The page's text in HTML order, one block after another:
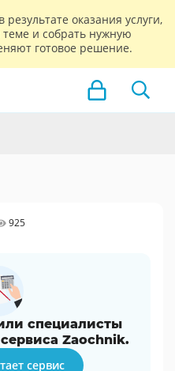
оказания услуги,
и собрать нужную
готовое решение.
925
специалисты
Zaochnik.
сервис